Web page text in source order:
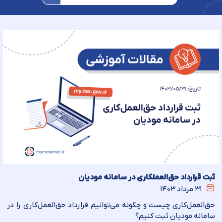
ثبت قرارداد حق‌العملکاری در سامانه مودیان
۳۱ مرداد ۱۴۰۳
حق‌العمل‌کاری چیست و چگونه می‌توانیم قرارداد حق‌العمل‌کاری را در
سامانه مودیان ثبت کنیم؟